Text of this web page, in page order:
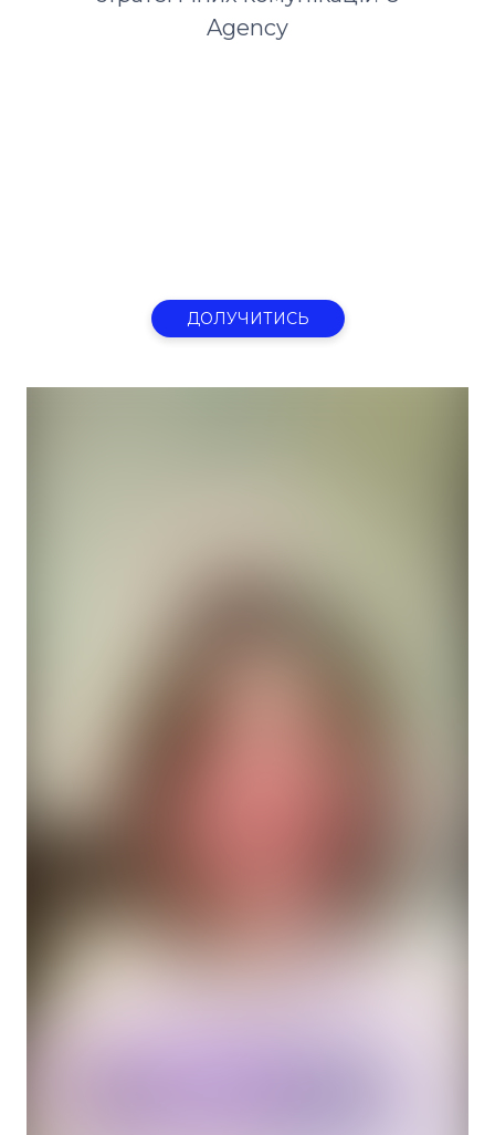
Agency
ДОЛУЧИТИСЬ